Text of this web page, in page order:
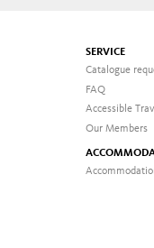
SERVICE
Catalogue
FAQ
Accessible
Our Members